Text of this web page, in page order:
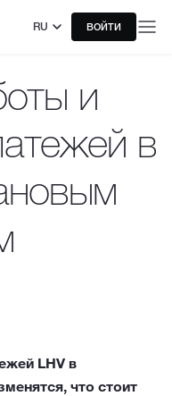
RU ВОЙТИ
и
в
LHV в
что стоит